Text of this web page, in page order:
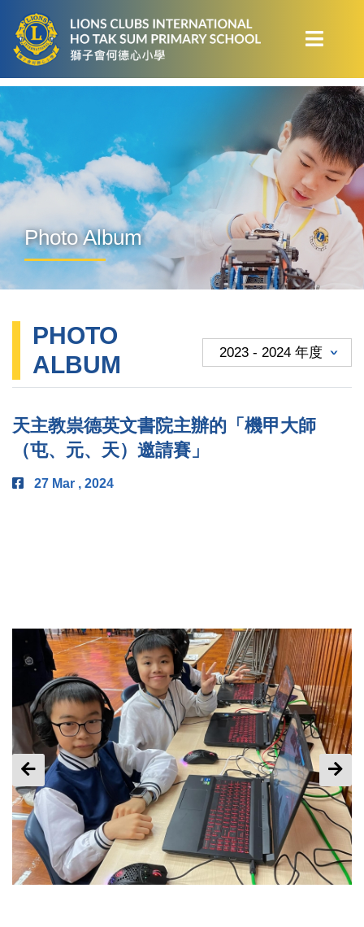
Photo Album
PHOTO
ALBUM
天主教祟德英文書院主辦的「機甲大師
（屯、元、天）邀請賽」
27 Mar , 2024